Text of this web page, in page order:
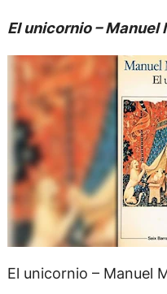
El unicornio – Manuel
El unicornio – Manuel